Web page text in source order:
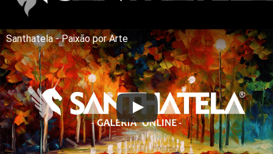
Santhatela - Paixão por Arte